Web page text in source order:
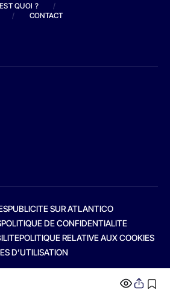
QUOI ?
/
/ CONTACT
PUBLICITE SUR ATLANTICO
POLITIQUE DE CONFIDENTIALITE
POLITIQUE RELATIVE AUX COOKIES
D’UTILISATION